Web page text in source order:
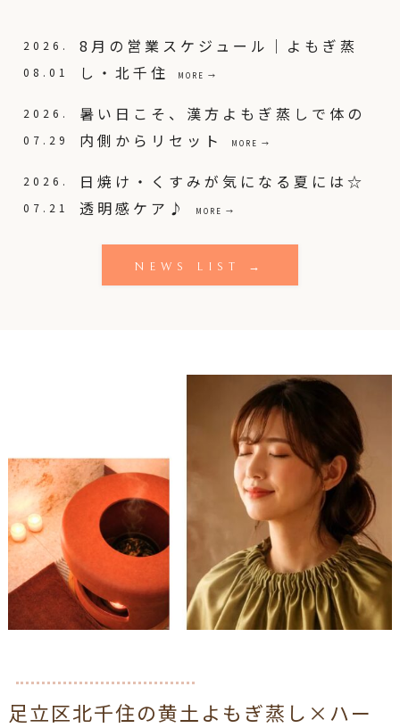
2026.
08.01
8月の営業スケジュール｜よもぎ蒸
し・北千住
MORE →
2026.
07.29
暑い日こそ、漢方よもぎ蒸しで体の
内側からリセット
MORE →
2026.
07.21
日焼け・くすみが気になる夏には☆
透明感ケア♪
MORE →
NEWS LIST →
足立区北千住の黄土よもぎ蒸し×ハー